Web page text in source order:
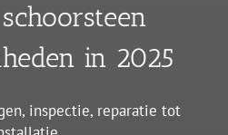
in 2025
inspectie, reparatie tot